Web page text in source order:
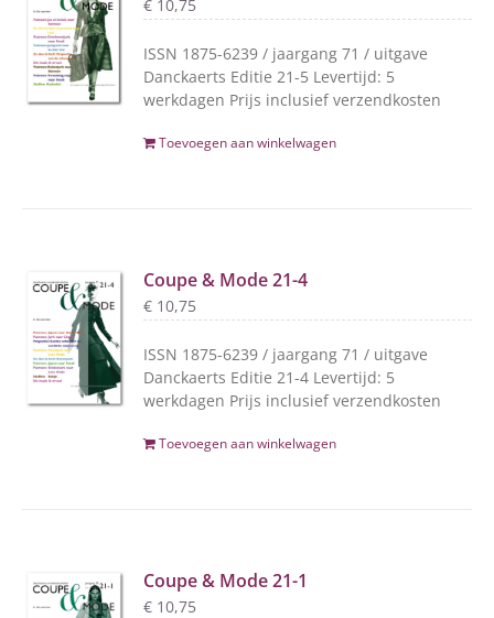
€ 10,75
ISSN 1875-6239 / jaargang 71 / uitgave
Danckaerts Editie 21-5 Levertijd: 5
werkdagen Prijs inclusief verzendkosten
Toevoegen aan winkelwagen
Coupe & Mode 21-4
€ 10,75
ISSN 1875-6239 / jaargang 71 / uitgave
Danckaerts Editie 21-4 Levertijd: 5
werkdagen Prijs inclusief verzendkosten
Toevoegen aan winkelwagen
Coupe & Mode 21-1
€ 10,75